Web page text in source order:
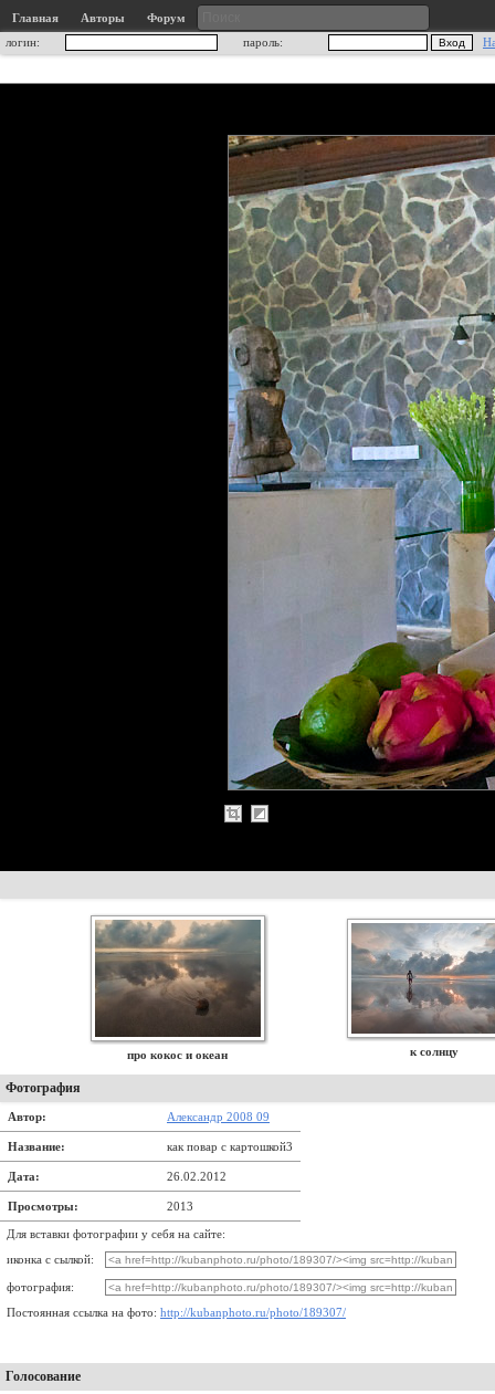
Главная Авторы
Форум
логин:
пароль:
про кокос и океан к солнцу
Фотография
Автор: Александр 2008 09
Название: как повар с картошкой3
Дата: 26.02.2012
Просмотры: 2013
Для вставки фотографии у себя на сайте:
иконка с сылкой:
фотография:
Постоянная ссылка на фото: http://kubanphoto.ru/photo/189307/
Голосование